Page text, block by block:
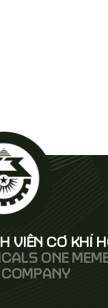
VIÊN CƠ KHÍ
ONE